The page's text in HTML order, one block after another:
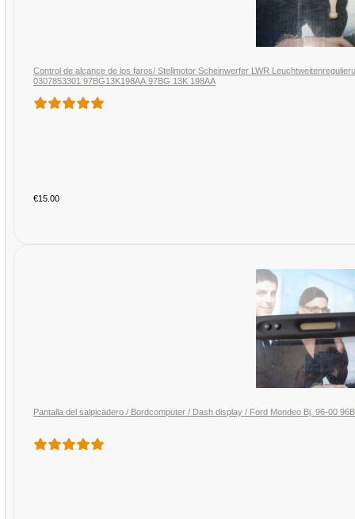
Control de alcance de los faros/ Stellmotor Scheinwerfer LWR
0307853301 97BG13K198AA 97BG 13K 198AA
€15.00
Pantalla del salpicadero / Bordcomputer / Dash display / Ford Mondeo Bj. 96-00